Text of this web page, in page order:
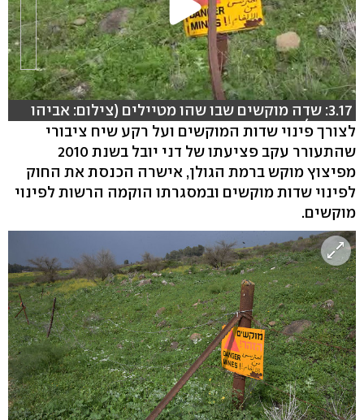
3.17: שדה מוקשים שבו שהו מטיילים (צילום: אביהו
שפירא)
לצורך פינוי שדות המוקשים ועל רקע שיח ציבורי
שהתעורר עקב פציעתו של דני יובל בשנת 2010
מפיצוץ מוקש ברמת הגולן, אישרה הכנסת את החוק
לפינוי שדות מוקשים ובמסגרתו הוקמה הרשות לפינוי
מוקשים.